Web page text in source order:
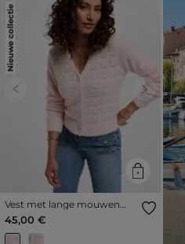
Nieuwe collectie
Previous Next
Vest met lange mouwen
lichtroze vrouw
45,00 €